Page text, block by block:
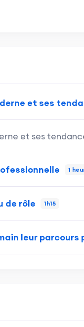
et ses
et ses
1
de rôle 1h15
leur parcours